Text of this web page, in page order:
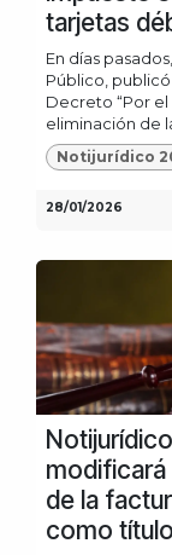
tarjetas
En días
Público,
Decreto “Por
eliminación de
Notijurídico
28/01/2026
modificará
de la
como